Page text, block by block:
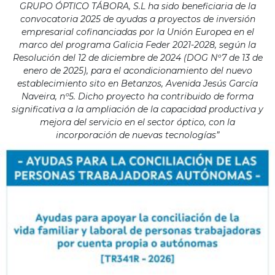
GRUPO ÓPTICO TÁBORA, S.L ha sido beneficiaria de la
convocatoria 2025 de ayudas a proyectos de inversión
empresarial cofinanciadas por la Unión Europea en el
marco del programa Galicia Feder 2021-2028, según la
Resolución del 12 de diciembre de 2024 (DOG Nº7 de 13 de
enero de 2025), para el acondicionamiento del nuevo
establecimiento sito en Betanzos, Avenida Jesús García
Naveira, nº5. Dicho proyecto ha contribuido de forma
significativa a la ampliación de la capacidad productiva y
mejora del servicio en el sector óptico, con la
incorporación de nuevas tecnologías”